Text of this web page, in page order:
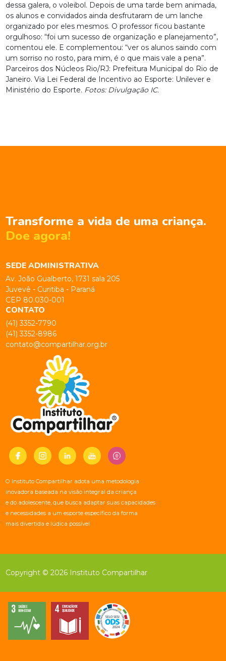
dessa galera, o voleibol. Depois de uma tarde bem animada,
os alunos e convidados ainda desfrutaram de um lanche
organizado por eles mesmos. O professor ficou bastante
orgulhoso: “foi um sucesso de organização e planejamento”,
comentou ele. E complementou: “ver os alunos saindo com
um sorriso no rosto, para mim, é o que mais vale a pena”.
Parceiros dos Núcleos Rio/RJ: Prefeitura Municipal do Rio de
Janeiro. Via Lei Federal de Incentivo ao Esporte: Unilever e
Ministério do Esporte. Fotos: Divulgação IC.
Transforme a vida de uma criança.
Doe agora!
SEDE ADMINISTRATIVA
Av. João Gualberto, 1731 sala 205
Juvevê - Curitiba - Paraná
CEP 80.030-001
CONTATO
(41) 3352-7790
(41) 3352-8986
contato@compartilhar.org.br
O Instituto Compartilhar adota uma metodologia
inovadora baseada na visão integral da criança
e do adolescente, que busca adaptar suas capacidades
e necessidades a um esporte específico da forma
mais divertida e lúdica possível
Copyright © 2026 Instituto Compartilhar